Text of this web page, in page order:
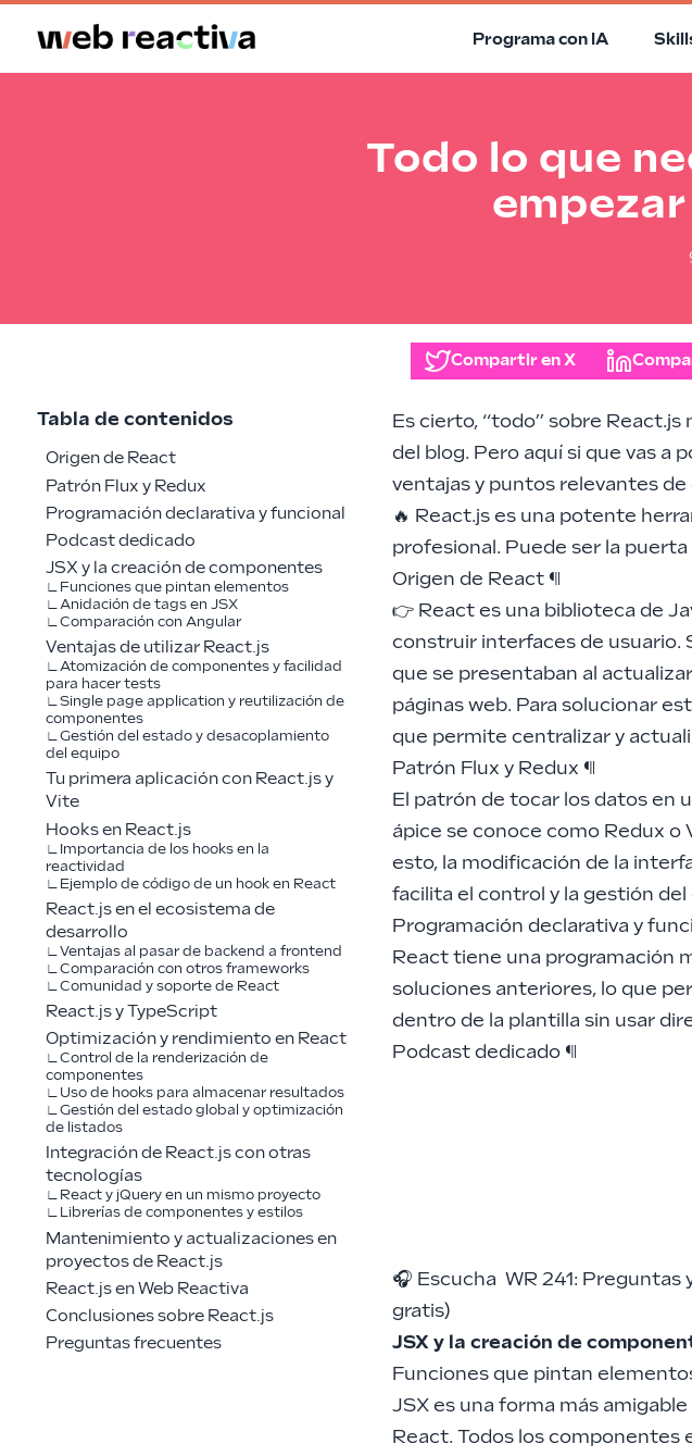
Programa con IA
Todo lo que
Compartir en X
Tabla de contenidos
Origen de React
Patrón Flux y Redux
Programación declarativa y funcional
Podcast dedicado
JSX y la creación de componentes
Funciones que pintan elementos
Anidación de tags en JSX
Comparación con Angular
Ventajas de utilizar React.js
Atomización de componentes y facilidad
para hacer tests
Single page application y reutilización de
componentes
Gestión del estado y desacoplamiento
del equipo
Tu primera aplicación con React.js y
Vite
Hooks en React.js
Importancia de los hooks en la
reactividad
Ejemplo de código de un hook en React
React.js en el ecosistema de
desarrollo
Ventajas al pasar de backend a frontend
Comparación con otros frameworks
Comunidad y soporte de React
React.js y TypeScript
Optimización y rendimiento en React
Control de la renderización de
componentes
Uso de hooks para almacenar resultados
Gestión del estado global y optimización
de listados
Integración de React.js con otras
tecnologías
React y jQuery en un mismo proyecto
Librerías de componentes y estilos
Mantenimiento y actualizaciones en
proyectos de React.js
React.js en Web Reactiva
Conclusiones sobre React.js
Preguntas frecuentes
Es cierto, “todo” sobre
del blog. Pero aquí si que vas a
ventajas y puntos relevantes de
🔥 React.js es una potente
profesional. Puede ser la
Origen de React ¶
👉 React es una biblioteca de
construir interfaces de usuario.
que se presentaban al
páginas web. Para solucionar
que permite centralizar y
Patrón Flux y Redux ¶
El patrón de tocar los datos en
ápice se conoce como Redux o
esto, la modificación de la
facilita el control y la gestión del
Programación declarativa y
React tiene una programación
soluciones anteriores, lo que
dentro de la plantilla sin usar
Podcast dedicado ¶
🎧 Escucha WR 241: Preguntas
gratis)
JSX y la creación de
Funciones que pintan
JSX es una forma más
React. Todos los componentes